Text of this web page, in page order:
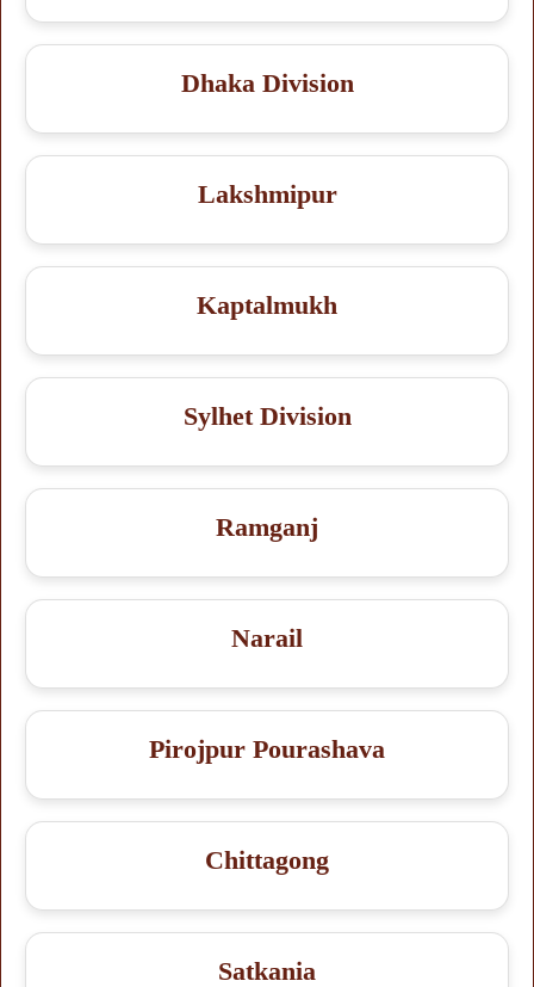
Dhaka Division
Lakshmipur
Kaptalmukh
Sylhet Division
Ramganj
Narail
Pirojpur Pourashava
Chittagong
Satkania